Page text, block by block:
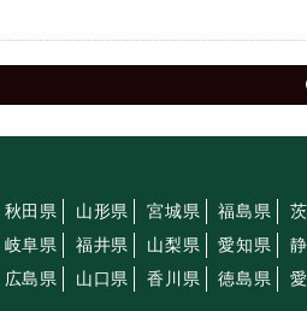
秋田県 山形県 宮城県 福島県
岐阜県 福井県 山梨県 愛知県
広島県 山口県 香川県 徳島県